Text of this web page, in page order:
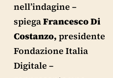
nell’indagine –
spiegaFrancesco Di
Costanzo, presidente
Fondazione Italia
Digitale –